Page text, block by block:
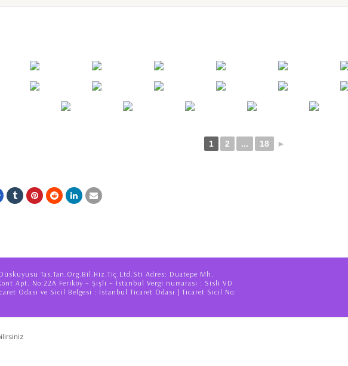
1 2 ... 18 ►
Tas.Tan.Org.Bil.Hiz.Tiç.Ltd.Sti Adres: Duatepe Mh.
Apt. No:22A Feriköy – Şişli – İstanbul Vergi numarası : Sisli VD
Odası ve Sicil Belgesi : İstanbul Ticaret Odası | Ticaret Sicil No: